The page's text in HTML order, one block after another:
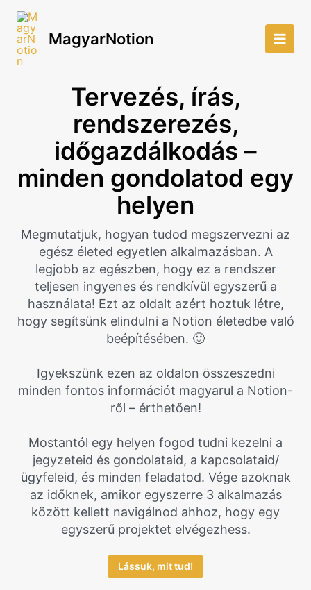
Skip
content
MagyarNotion
Main
Tervezés, írás,
rendszerezés,
időgazdálkodás –
minden gondolatod egy
helyen
Megmutatjuk, hogyan tudod megszervezni az
egész életed egyetlen alkalmazásban. A
legjobb az egészben, hogy ez a rendszer
teljesen ingyenes és rendkívül egyszerű a
használata! Ezt az oldalt azért hoztuk létre,
hogy segítsünk elindulni a Notion életedbe való
beépítésében. 🙂
Igyekszünk ezen az oldalon összeszedni
minden fontos információt magyarul a Notion-
ről – érthetően!
Mostantól egy helyen fogod tudni kezelni a
jegyzeteid és gondolataid, a kapcsolataid/
ügyfeleid, és minden feladatod. Vége azoknak
az időknek, amikor egyszerre 3 alkalmazás
között kellett navigálnod ahhoz, hogy egy
egyszerű projektet elvégezhess.
Lássuk, mit tud!